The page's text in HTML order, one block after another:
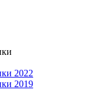
2022
2019